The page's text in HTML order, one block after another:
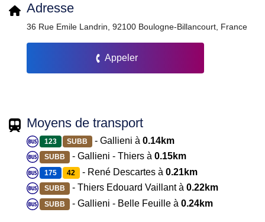
Adresse
36 Rue Emile Landrin, 92100 Boulogne-Billancourt, France
Appeler
Moyens de transport
123 SUBB - Gallieni à0.14km
SUBB - Gallieni - Thiers à 0.15km
175 42 - René Descartes à0.21km
SUBB - Thiers Edouard Vaillant à 0.22km
SUBB - Gallieni - Belle Feuille à 0.24km